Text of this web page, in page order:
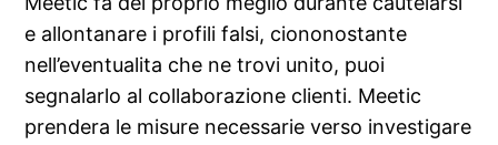
e allontanare i profili falsi, ciononostante
nell’eventualita che ne trovi unito, puoi
segnalarlo al collaborazione clienti. Meetic
prendera le misure necessarie verso investigare